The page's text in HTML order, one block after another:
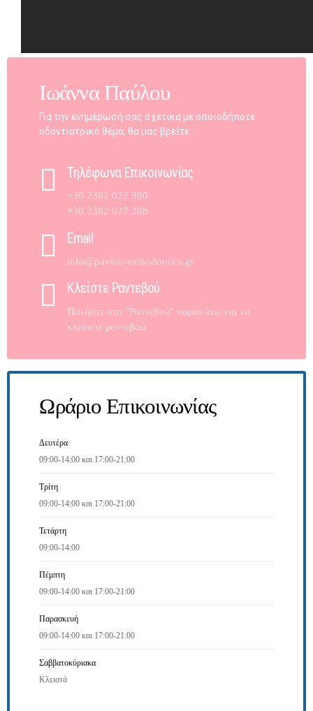
Ιωάννα Παύλου
Για την ενημέρωσή σας σχετικά με οποιοδήποτε
οδοντιατρικό θέμα, θα μας βρείτε :
Τηλέφωνα Επικοινωνίας
+30 2382 022 980
+30 2382 027 288
Email
info@pavlou-orthodontics.gr
Κλείστε Ραντεβού
Πατήστε στο "Ραντεβού" παρακάτω για να
κλείσετε ραντεβού.
Ωράριο Επικοινωνίας
Δευτέρα
09:00-14:00 και 17:00-21:00
Τρίτη
09:00-14:00 και 17:00-21:00
Τετάρτη
09:00-14:00
Πέμπτη
09:00-14:00 και 17:00-21:00
Παρασκευή
09:00-14:00 και 17:00-21:00
Σαββατοκύριακα
Κλειστά